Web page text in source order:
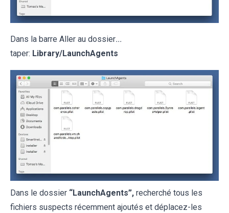
Dans la barre Aller au dossier...
taper: Library/LaunchAgents
Dans le dossier “LaunchAgents”, recherché tous les
fichiers suspects récemment ajoutés et déplacez-les